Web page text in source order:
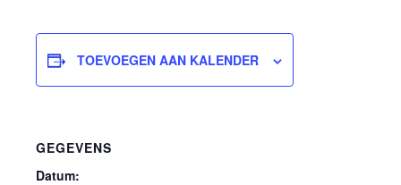
TOEVOEGEN AAN KALENDER
GEGEVENS
Datum: